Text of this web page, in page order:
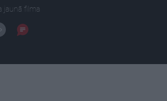
jaunā filma